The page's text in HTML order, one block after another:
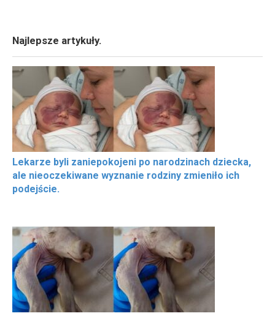
Najlepsze artykuły.
Lekarze byli zaniepokojeni po narodzinach dziecka,
ale nieoczekiwane wyznanie rodziny zmieniło ich
podejście.